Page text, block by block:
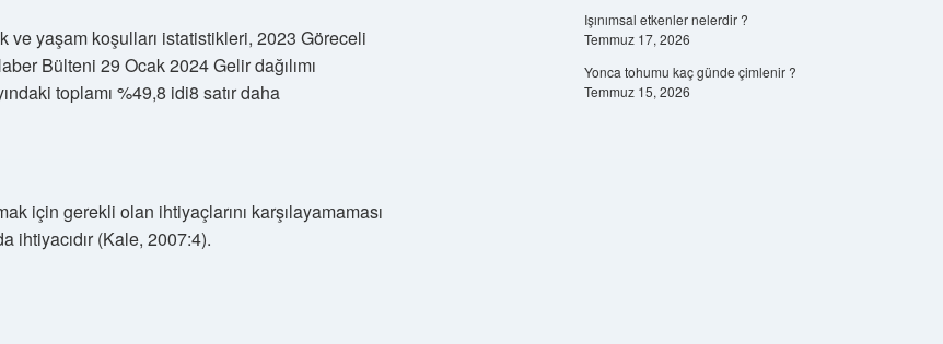
yaşam koşulları istatistikleri, 2023 Göreceli
Bülteni 29 Ocak 2024 Gelir dağılımı
toplamı %49,8 idi8 satır daha
için gerekli olan ihtiyaçlarını karşılayamaması
ihtiyacıdır (Kale, 2007:4).
Işınımsal etkenler nelerdir ?
Temmuz 17, 2026
Yonca tohumu kaç günde çimlenir ?
Temmuz 15, 2026